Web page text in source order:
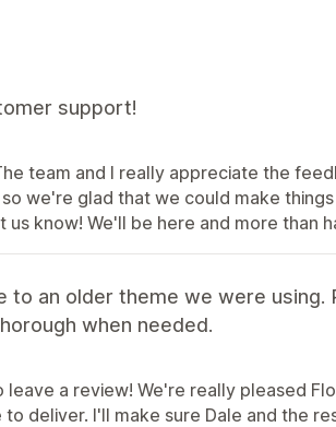
support!
team and I really appreciate the
we're glad that we could make
know! We'll be here and more than
to an older theme we were using.
when needed.
a review! We're really pleased
deliver. I'll make sure Dale and the